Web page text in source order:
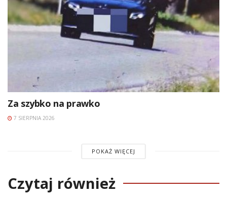
Za szybko na prawko
7 SIERPNIA 2026
POKAŻ WIĘCEJ
Czytaj również